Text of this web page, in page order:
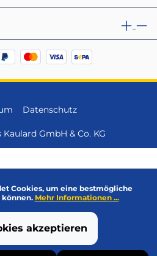
Datenschutz
GmbH & Co. KG
Cookies, um eine bestmögliche
können. Mehr Informationen ...
akzeptieren